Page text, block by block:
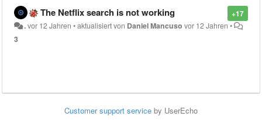
+17
The Netflix search is not working
.vor 12 Jahren •aktualisiert von Daniel Mancuso vor 12 Jahren •
3
Customer support service by UserEcho